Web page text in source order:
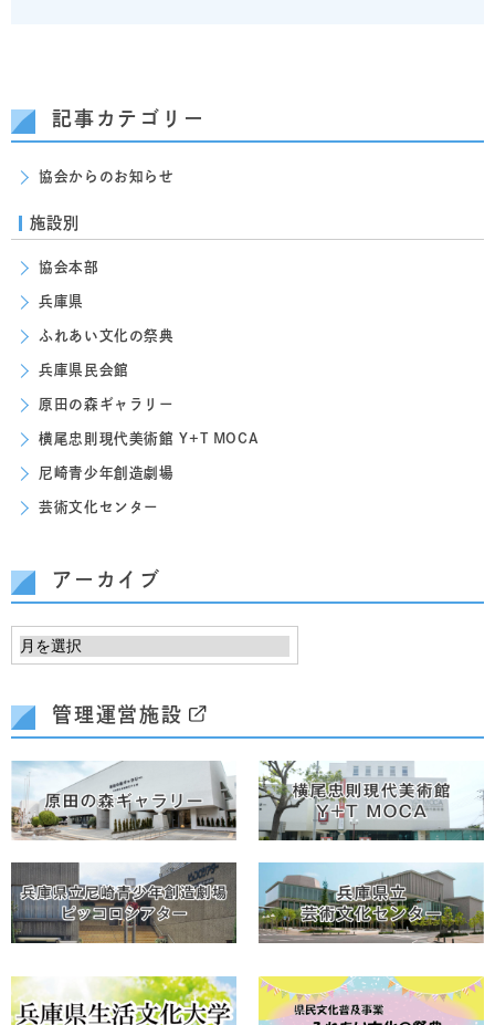
記事カテゴリー
協会からのお知らせ
施設別
協会本部
兵庫県
ふれあい文化の祭典
兵庫県民会館
原田の森ギャラリー
横尾忠則現代美術館 Y+T MOCA
尼崎青少年創造劇場
芸術文化センター
アーカイブ
管理運営施設